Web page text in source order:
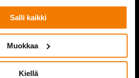
Salli kaikki
Muokkaa
Kiellä